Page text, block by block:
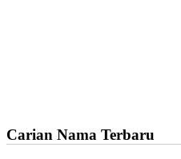
Carian Nama Terbaru